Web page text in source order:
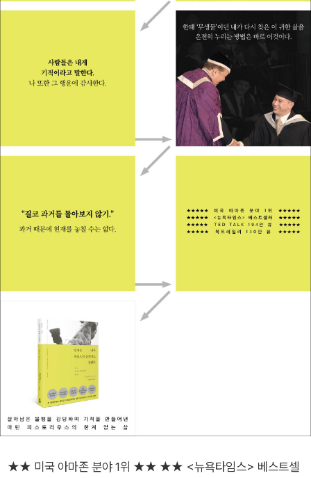
★★ 미국 아마존 분야 1위 ★★ ★★ <뉴욕타임스> 베스트셀